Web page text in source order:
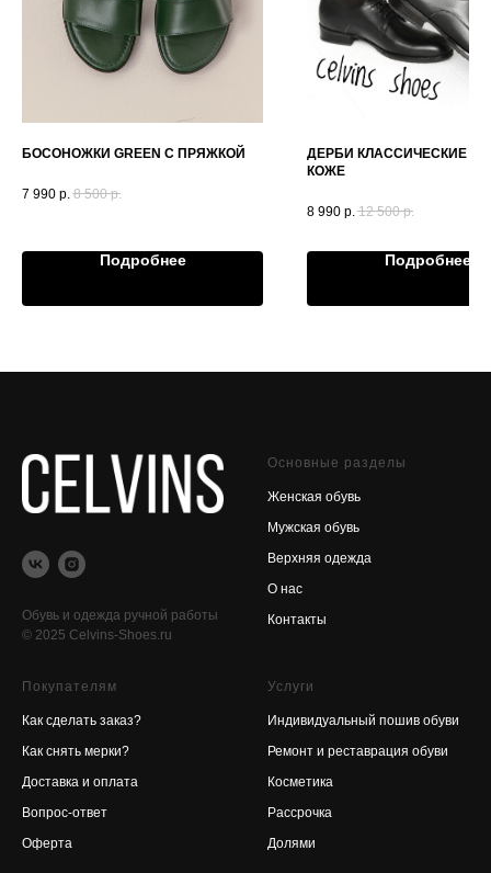
БОСОНОЖКИ GREEN С ПРЯЖКОЙ
7 990 р. 8 500 р.
Подробнее
ДЕРБИ КЛАССИЧЕСКИЕ В
КОЖЕ
8 990 р. 12 500 р.
Подробнее
Обувь и одежда ручной работы
© 2025 Celvins-Shoes.ru
Основные разделы
Женская обувь
Мужская обувь
Верхняя одежда
О нас
Контакты
Покупателям
Как сделать заказ?
Как снять мерки?
Доставка и оплата
Вопрос-ответ
Оферта
Услуги
Индивидуальный пошив обуви
Ремонт и реставрация обуви
Косметика
Рассрочка
Долями